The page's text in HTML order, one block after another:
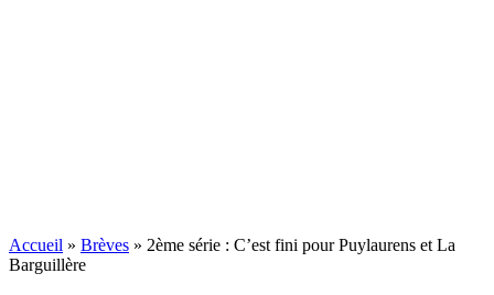
Accueil » Brèves » 2ème série : C’est fini pour Puylaurens et La
Barguillère